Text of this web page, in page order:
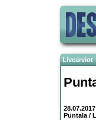
Livearviot
28.07.2017
Puntala /